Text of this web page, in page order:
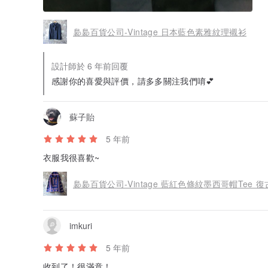
裊裊百貨公司-Vintage 日本藍色素雅紋理襯衫
設計師於 6 年前回覆
感謝你的喜愛與評價，請多多關注我們唷💕
蘇子貽
5 年前
衣服我很喜歡~
裊裊百貨公司-Vintage 藍紅色條紋墨西哥帽Tee 復
imkuri
5 年前